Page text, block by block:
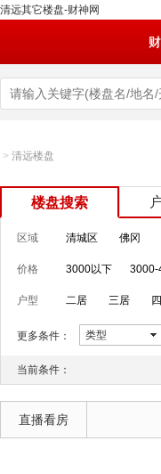
清远其它楼盘-财神网
> 清远楼盘
楼盘搜索
区域 清城区 佛冈
价格 3000以下 3000-
户型 二居 三居
更多条件： 类型
当前条件：
直播看房